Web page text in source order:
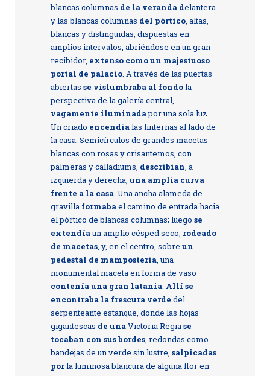
blancas columnas de la veranda delantera
y las blancas columnas del pórtico, altas,
blancas y distinguidas, dispuestas en
amplios intervalos, abriéndose en un gran
recibidor, extenso como un majestuoso
portal de palacio. A través de las puertas
abiertas se vislumbraba al fondola
perspectiva de la galería central,
vagamente iluminadapor una sola luz.
Un criado encendíalas linternas al lado de
la casa. Semicírculos de grandes macetas
blancas con rosas y crisantemos, con
palmeras y calladiums, describían, a
izquierda y derecha, una amplia curva
frente a la casa. Una ancha alameda de
gravilla formabael camino de entrada hacia
el pórtico de blancas columnas; luego se
extendíaun amplio césped seco, rodeado
de macetas, y, en el centro, sobre un
pedestal de mampostería, una
monumental maceta en forma de vaso
contenía una gran latania. Allí se
encontraba la frescura verde del
serpenteante estanque, donde las hojas
gigantescas de unaVictoria Regiase
tocaban con sus bordes, redondas como
bandejas de un verde sin lustre, salpicadas
porla luminosa blancura de alguna flor en